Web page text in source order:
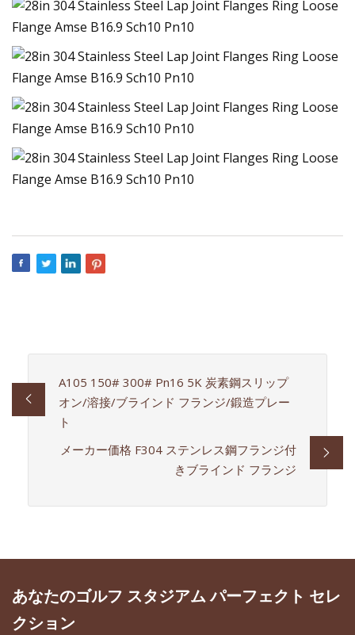
A105 150# 300# Pn16 5K 炭素鋼スリップ
オン/溶接/ブラインド フランジ/鍛造プレー
ト
メーカー価格 F304 ステンレス鋼フランジ付
きブラインド フランジ
あなたのゴルフ スタジアム パーフェクト セレ
クション